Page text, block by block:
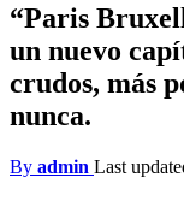
“Paris
un nuevo
crudos, más
nunca.
By admin Last